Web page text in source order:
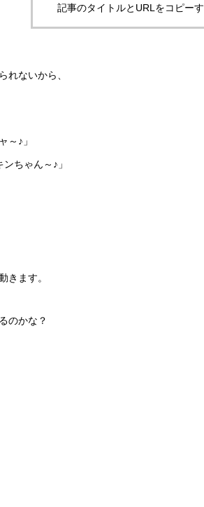
記事のタイトルとURLをコピー
れないから、
～♪」
ちゃん～♪」
きます。
のかな？